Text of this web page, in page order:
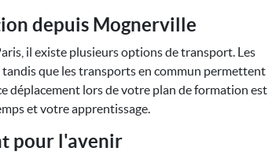
depuis Mognerville
il existe plusieurs options de transport. Les
que les transports en commun permettent
déplacement lors de votre plan de formation est
et votre apprentissage.
pour l'avenir